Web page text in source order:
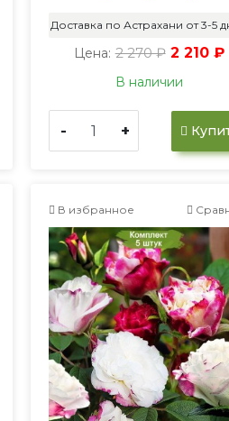
Доставка по Астрахани от 3-5
Цена: 2 270 ₽ 2 210 ₽
В наличии
- +
В избранное